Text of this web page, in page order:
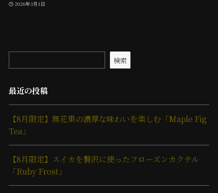
2026年3月1日
検索
最近の投稿
【8月限定】無花果の濃厚な味わいを楽しむ「Maple Fig
Tea」
【8月限定】スイカを贅沢に使ったフローズンカクテル
「Ruby Frost」